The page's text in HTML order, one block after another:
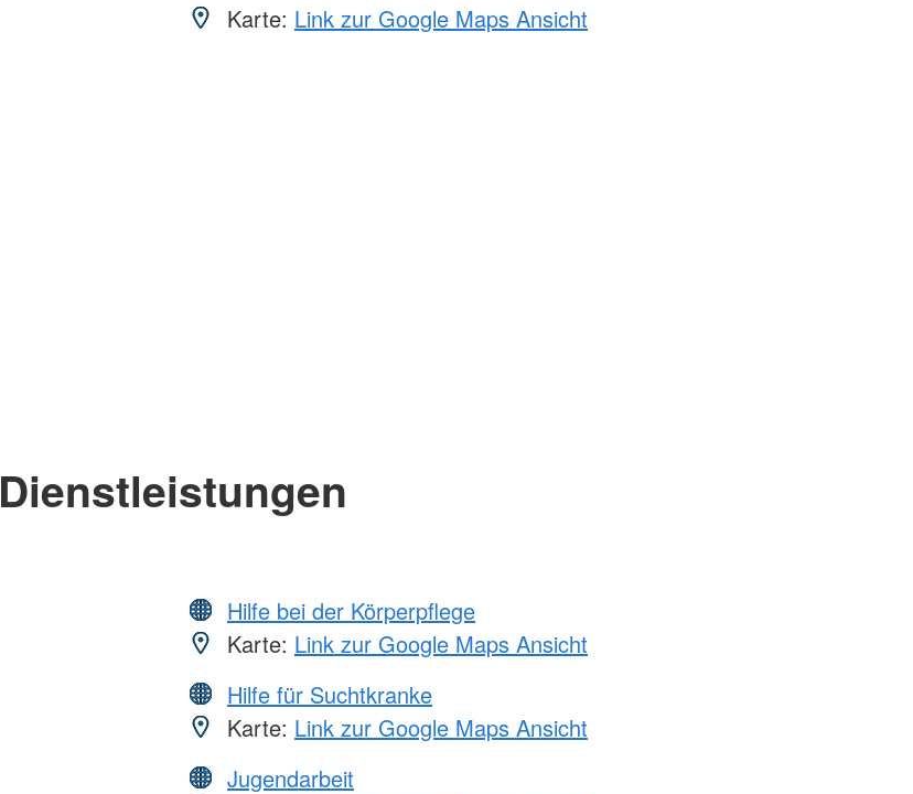
Karte: Link zur Google Maps Ansicht
Dienstleistungen
Hilfe bei der Körperpflege
Karte: Link zur Google Maps Ansicht
Hilfe für Suchtkranke
Karte: Link zur Google Maps Ansicht
Jugendarbeit